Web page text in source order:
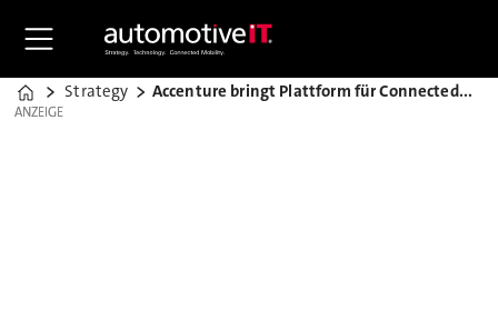
Home
Strategy Accenture bringt Plattform für ConnectedDrive
ANZEIGE
ANZEIGE